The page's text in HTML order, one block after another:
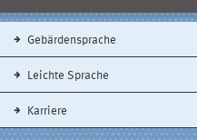
Gebärdensprache
Leichte Sprache
Karriere